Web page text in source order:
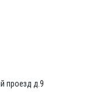
проезд д.9